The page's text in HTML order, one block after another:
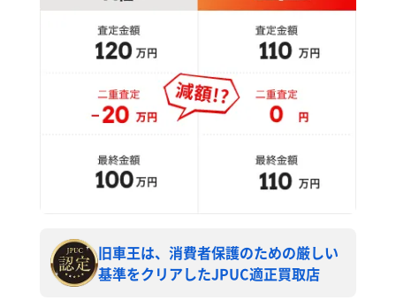
旧車王は、消費者保護のための厳しい
基準をクリアしたJPUC適正買取店